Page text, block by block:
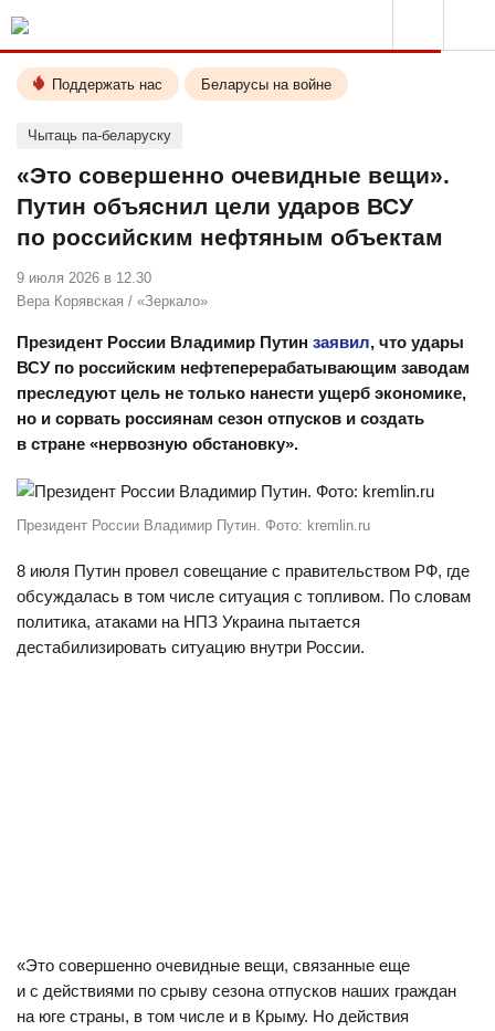
Поддержать нас Беларусы на войне
Чытаць па-беларуску
«Это совершенно очевидные вещи».
Путин объяснил цели ударов ВСУ
по российским нефтяным объектам
9 июля 2026 в 12.30
Вера Корявская / «Зеркало»
Президент России Владимир Путин заявил, что удары
ВСУ по российским нефтеперерабатывающим заводам
преследуют цель не только нанести ущерб экономике,
но и сорвать россиянам сезон отпусков и создать
в стране «нервозную обстановку».
Президент России Владимир Путин. Фото: kremlin.ru
8 июля Путин провел совещание с правительством РФ, где
обсуждалась в том числе ситуация с топливом. По словам
политика, атаками на НПЗ Украина пытается
дестабилизировать ситуацию внутри России.
«Это совершенно очевидные вещи, связанные еще
и с действиями по срыву сезона отпусков наших граждан
на юге страны, в том числе и в Крыму. Но действия